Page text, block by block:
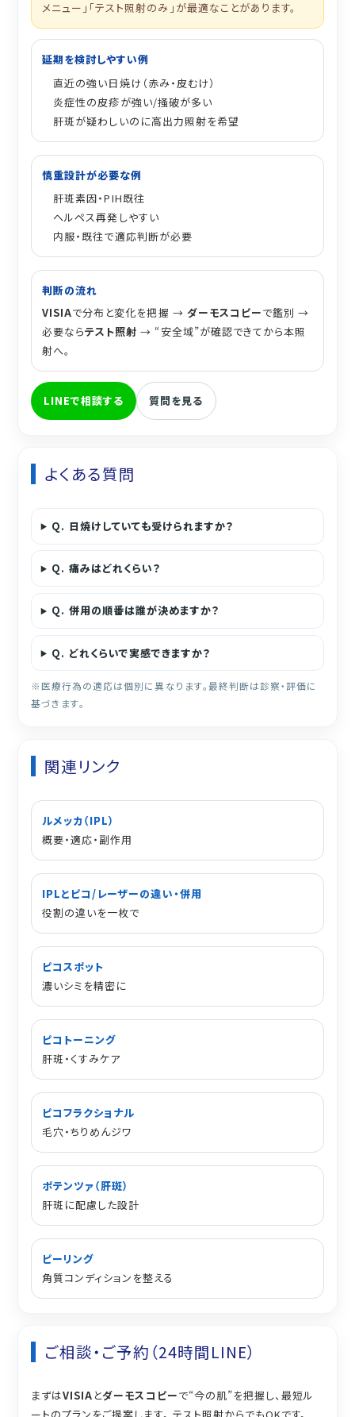
メニュー」「テスト照射のみ」が最適なことがあります。
延期を検討しやすい例
直近の強い日焼け（赤み・皮むけ）
炎症性の皮疹が強い/掻破が多い
肝斑が疑わしいのに高出力照射を希望
慎重設計が必要な例
肝斑素因・PIH既往
ヘルペス再発しやすい
内服・既往で適応判断が必要
判断の流れ
VISIAで分布と変化を把握 → ダーモスコピーで鑑別 →
必要ならテスト照射 → “安全域”が確認できてから本照
射へ。
LINEで相談する 質問を見る
よくある質問
Q. 日焼けしていても受けられますか？
Q. 痛みはどれくらい？
Q. 併用の順番は誰が決めますか？
Q. どれくらいで実感できますか？
※医療行為の適応は個別に異なります。最終判断は診察・評価に
基づきます。
関連リンク
ルメッカ（IPL）
概要・適応・副作用
IPLとピコ/レーザーの違い・併用
役割の違いを一枚で
ピコスポット
濃いシミを精密に
ピコトーニング
肝斑・くすみケア
ピコフラクショナル
毛穴・ちりめんジワ
ポテンツァ（肝斑）
肝斑に配慮した設計
ピーリング
角質コンディションを整える
ご相談・ご予約（24時間LINE）
まずはVISIA とダーモスコピーで“今の肌”を把握し、最短ル